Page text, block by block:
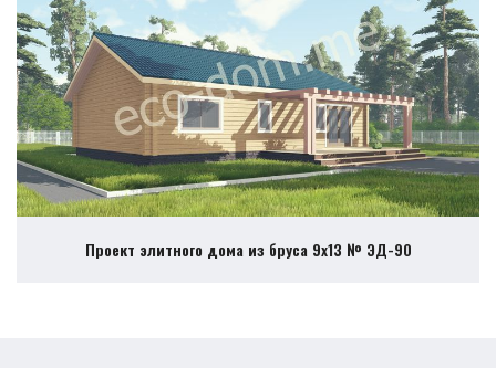
Проект элитного дома из бруса 9х13 № ЭД-90